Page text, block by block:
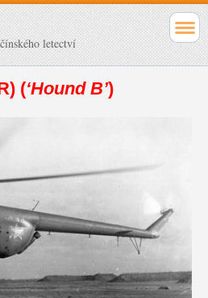
letectví
(‘Hound B’)